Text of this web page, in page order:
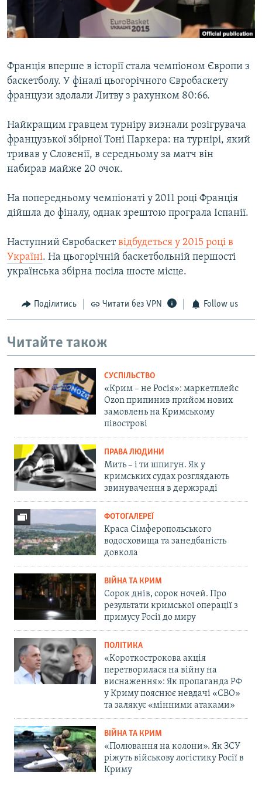
ВІДЕОУРОКИ «ELIFBE»
СВІДЧЕННЯ ОКУПАЦІЇ
ІНФОГРАФІКА
Русский
Qırımtatar
ДОЛУЧАЙСЯ!
Усі сайти RFE/RL
Франція вперше в історії стала чемпіоном Європи з
баскетболу. У фіналі цьогорічного Євробаскету
французи здолали Литву з рахунком 80:66.
Найкращим гравцем турніру визнали розігрувача
французької збірної Тоні Паркера: на турнірі, який
тривав у Словенії, в середньому за матч він
набирав майже 20 очок.
На попередньому чемпіонаті у 2011 році Франція
дійшла до фіналу, однак зрештою програла Іспанії.
Наступний Євробаскетвідбудеться у 2015 році в
Україні. На цьогорічній баскетбольній першості
українська збірна посіла шосте місце.
Поділитись Читати без VPN Follow us
Читайте також
СУСПІЛЬСТВО
«Крим – не Росія»: маркетплейс
Ozon припинив прийом нових
замовлень на Кримському
півострові
ПРАВА ЛЮДИНИ
Мить – і ти шпигун. Як у
кримських судах розглядають
звинувачення в держзраді
ФОТОГАЛЕРЕЇ
Краса Сімферопольського
водосховища та занедбаність
довкола
ВІЙНА ТА КРИМ
Сорок днів, сорок ночей. Про
результати кримської операції з
примусу Росії до миру
ПОЛІТИКА
«Короткострокова акція
перетворилася на війну на
виснаження»: Як пропаганда РФ
у Криму пояснює невдачі «СВО»
та залякує «мінними атаками»
ВІЙНА ТА КРИМ
«Полювання на колони». Як ЗСУ
ріжуть військову логістику Росії в
Криму